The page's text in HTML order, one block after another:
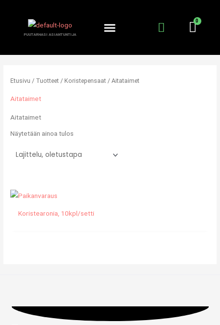
PUUTARHASI ASIANTUNTIJA
Etusivu / Tuotteet / Koristepensaat / Aitataimet
Aitataimet
Aitataimet
Näytetään ainoa tulos
Koristearonia, 10kpl/setti